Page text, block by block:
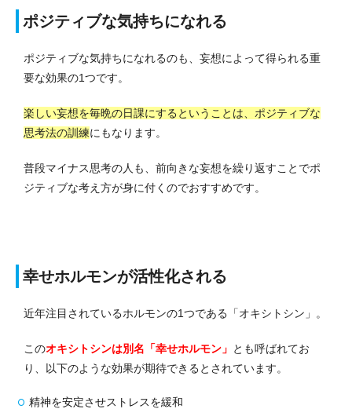
ポジティブな気持ちになれる
ポジティブな気持ちになれるのも、妄想によって得られる重
要な効果の1つです。
楽しい妄想を毎晩の日課にするということは、ポジティブな
思考法の訓練にもなります。
普段マイナス思考の人も、前向きな妄想を繰り返すことでポ
ジティブな考え方が身に付くのでおすすめです。
幸せホルモンが活性化される
近年注目されているホルモンの1つである「オキシトシン」。
このオキシトシンは別名「幸せホルモン」 とも呼ばれてお
り、以下のような効果が期待できるとされています。
精神を安定させストレスを緩和